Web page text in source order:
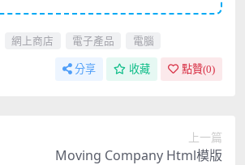
網上商店 電子產品 電腦
分享 收藏 點贊(0)
上一篇
Moving Company Html模版